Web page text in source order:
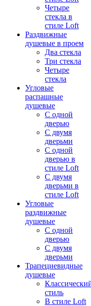
Четыре
стекла в
стиле Loft
Раздвижные
душевые в проем
Два стекла
Три стекла
Четыре
стекла
Угловые
распашные
душевые
С одной
дверью
С двумя
дверьми
С одной
дверью в
стиле Loft
С двумя
дверьми в
стиле Loft
Угловые
раздвижные
душевые
С одной
дверью
С двумя
дверьми
Трапециевидные
душевые
стиль
В стиле Loft